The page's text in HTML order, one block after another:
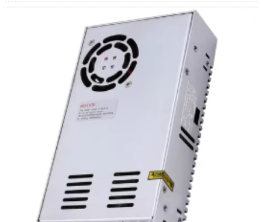
Paquete: 30 unidades/caixa
Eixo de saída: excentral (só)
Grao de illamento: grao E